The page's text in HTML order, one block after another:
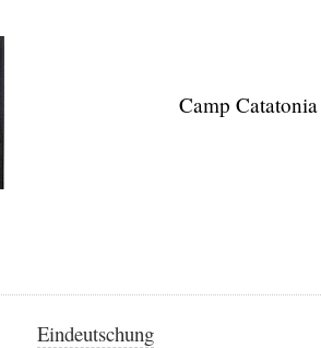
Camp Catatonia
Eindeutschung